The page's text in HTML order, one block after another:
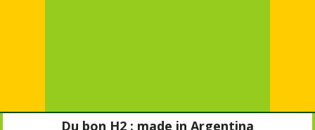
Du bon H2 : made in Argentina